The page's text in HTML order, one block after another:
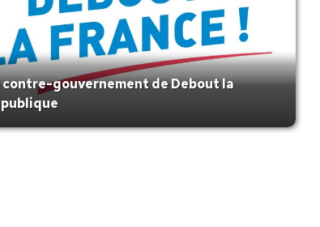
contre-gouvernement de Debout la